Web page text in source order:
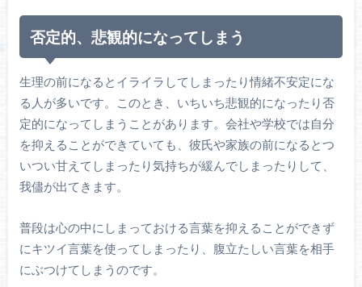
否定的、悲観的になってしまう
生理の前になるとイライラしてしまったり情緒不安定にな
る人が多いです。このとき、いちいち悲観的になったり否
定的になってしまうことがあります。会社や学校では自分
を抑えることができていても、彼氏や家族の前になるとつ
いつい甘えてしまったり気持ちが緩んでしまったりして、
我儘が出てきます。
普段は心の中にしまっておける言葉を抑えることができず
にキツイ言葉を使ってしまったり、腹立たしい言葉を相手
にぶつけてしまうのです。